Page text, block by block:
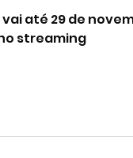
até 29 de
streaming